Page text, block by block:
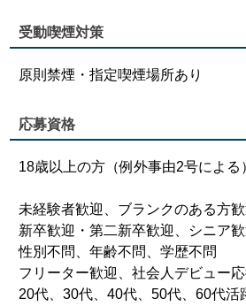
受動喫煙対策
原則禁煙・指定喫煙場所あり
応募資格
18歳以上の方（例外事由2号による
未経験者歓迎、ブランクのある方歓
新卒歓迎・第二新卒歓迎、シニア歓
性別不問、年齢不問、学歴不問
フリーター歓迎、社会人デビュー
20代、30代、40代、50代、60代活